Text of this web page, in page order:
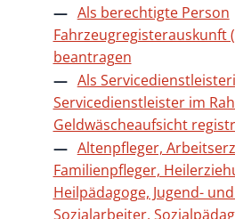
Als berechtigte Person
Fahrzeugregisterauskunft
beantragen
Als
Servicedienstleister im
Geldwäscheaufsicht
Altenpfleger,
Familienpfleger,
Heilpädagoge, Jugend-
Sozialarbeiter,